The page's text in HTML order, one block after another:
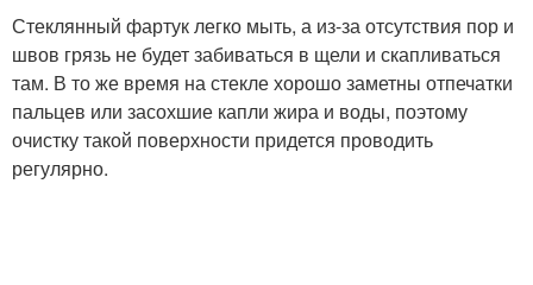
Стеклянный фартук легко мыть, а из-за отсутствия пор и
швов грязь не будет забиваться в щели и скапливаться
там. В то же время на стекле хорошо заметны отпечатки
пальцев или засохшие капли жира и воды, поэтому
очистку такой поверхности придется проводить
регулярно.